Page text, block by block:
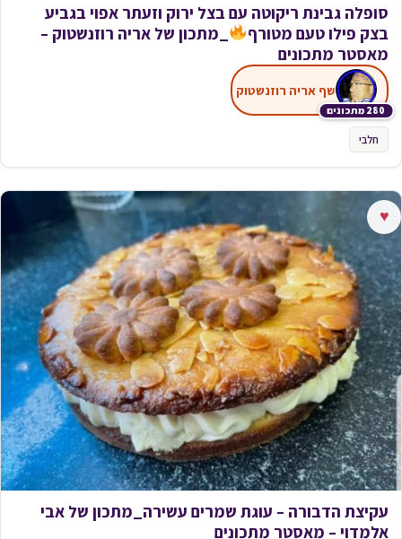
סופלה גבינת ריקוטה עם בצל ירוק וזעתר אפוי בגביע
בצק פילו טעם מטורף
_מתכון של אריה רוזנשטוק –
מאסטר מתכונים
280 מתכונים
שף אריה רוזנשטוק
חלבי
♥
עקיצת הדבורה – עוגת שמרים עשירה_מתכון של אבי
אלמדוי – מאסטר מתכונים